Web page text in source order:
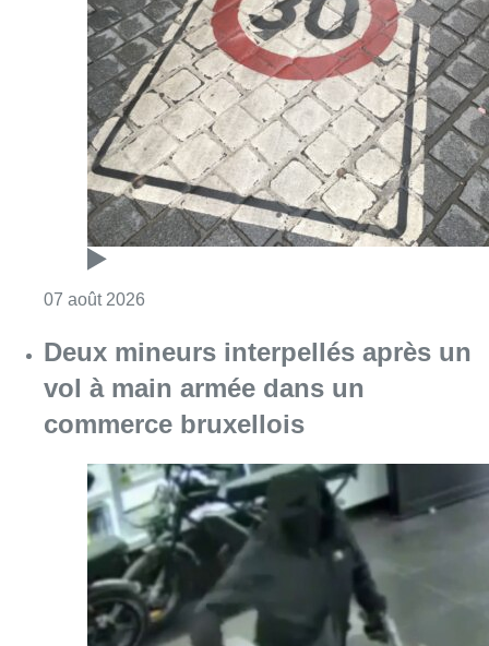
07 août 2026
Deux mineurs interpellés après un
vol à main armée dans un
commerce bruxellois